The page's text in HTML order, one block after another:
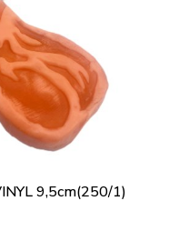
9,5cm(250/1)